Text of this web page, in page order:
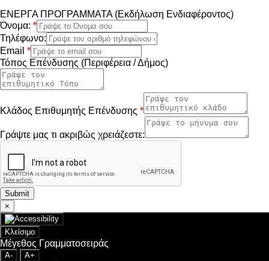
ΕΝΕΡΓΑ ΠΡΟΓΡΑΜΜΑΤΑ (Εκδήλωση Ενδιαφέροντος)
Όνομα: *
Τηλέφωνο:
Email *
Τόπος Επένδυσης (Περιφέρεια / Δήμος)
Κλάδος Επιθυμητής Επένδυσης *
Γράψτε μας τι ακριβώς χρειάζεστε:
Submit
×
Κλείσιμο
Μέγεθος Γραμματοσειράς
A-
A+